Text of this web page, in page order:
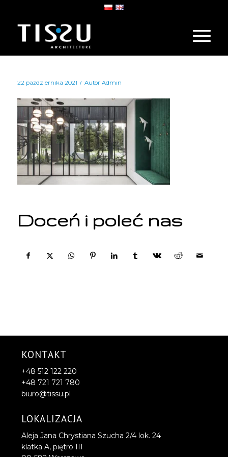
22 października 2021 / Autor Admin
Doceń i poleć nas
KONTAKT
+48 512 122 220
+48 721 721 780
biuro@tissu.pl
LOKALIZACJA
Aleja Jana Chrystiana Szucha 2/4 lok. 24
klatka A, piętro III